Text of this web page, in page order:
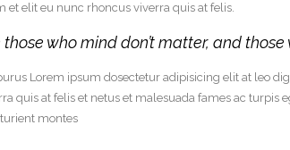
elit eu nunc rhoncus viverra quis at felis.
who mind don’t matter, and those
Lorem ipsum dosectetur adipisicing elit at leo
quis at felis et netus et malesuada fames ac turpis
montes